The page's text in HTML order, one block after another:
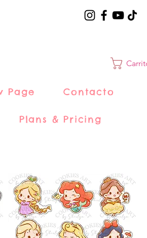
Page Contacto
Plans & Pricing